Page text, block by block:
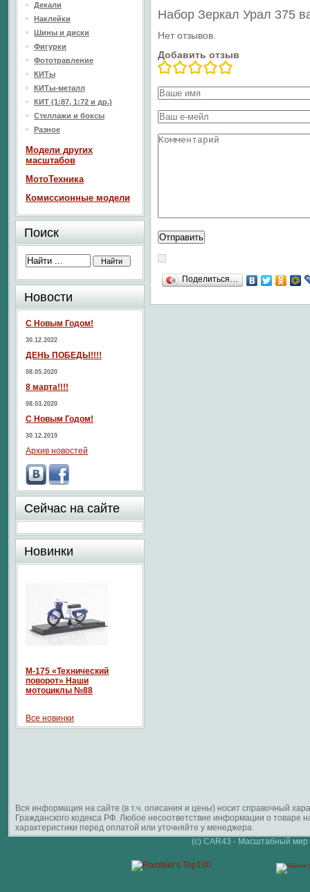
Набор Зеркал Урал 375
Нет отзывов.
Добавить отзыв
Поделиться…
Декали
Наклейки
Шины и диски
Фигурки
Фототравление
КИТы
КИТы-металл
КИТ (1:87, 1:72 и др.)
Стеллажи и боксы
Разное
Модели других
масштабов
МотоТехника
Комиссионные модели
Поиск
Новости
С Новым Годом!
30.12.2022
ДЕНЬ ПОБЕДЫ!!!!
08.05.2020
8 марта!!!!
08.03.2020
С Новым Годом!
30.12.2019
Архив новостей
Сейчас на сайте
Новинки
М-175 «Технический
поворот» Наши
мотоциклы №88
Все новинки
Вся информация на сайте (в т.ч. описания и цены) носит справочный
Гражданского кодекса РФ. Любое несоответствие информации о
характеристики перед оплатой или уточняйте у менеджера.
(c) CAR43 - Масштабный мир